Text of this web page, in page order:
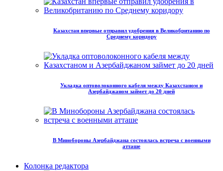
Казахстан впервые отправил удобрения в Великобританию по
Среднему коридору
Укладка оптоволоконного кабеля между Казахстаном и
Азербайджаном займет до 20 дней
В Минобороны Азербайджана состоялась встреча с военными
атташе
Колонка редактора